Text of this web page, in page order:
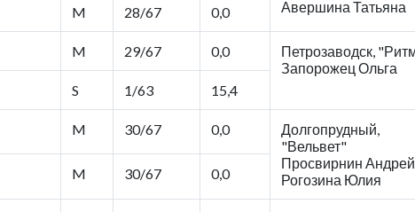
Авершина Татьяна
M 28/67 0,0
M 29/67 0,0
Петрозаводск,
Запорожец Ольга
S 1/63 15,4
M 30/67 0,0
Долгопрудный,
"Вельвет"
Просвирнин
Рогозина Юлия
M 30/67 0,0